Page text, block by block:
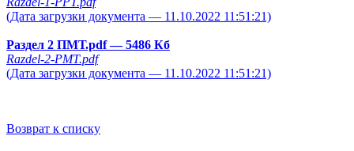
(Дата загрузки документа — 11.10.2022 11:51:21)
Раздел 2 ПМТ.pdf— 5486 Кб
Razdel-2-PMT.pdf
(Дата загрузки документа — 11.10.2022 11:51:21)
Возврат к списку